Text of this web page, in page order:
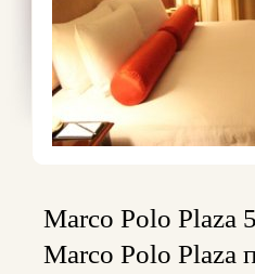
Marco Polo Plaza
Marco Polo Plaza